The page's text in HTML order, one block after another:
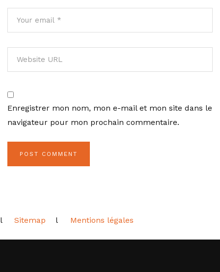
Enregistrer mon nom, mon e-mail et mon site dans le
navigateur pour mon prochain commentaire.
l Sitemap l Mentions légales